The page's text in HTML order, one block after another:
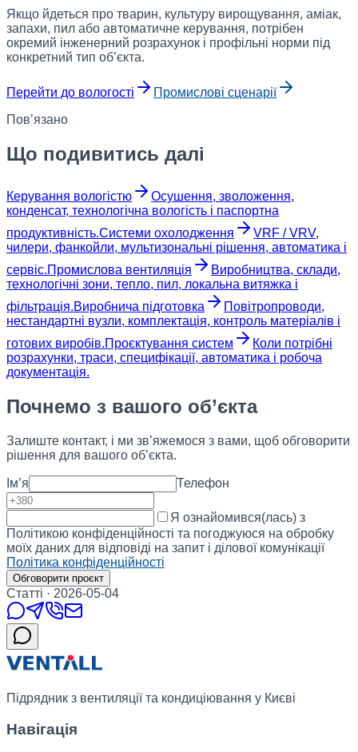
Якщо йдеться про тварин, культуру вирощування, аміак,
запахи, пил або автоматичне керування, потрібен
окремий інженерний розрахунок і профільні норми під
конкретний тип об’єкта.
Перейти до вологості
Промислові сценарії
Пов’язано
Що подивитись далі
Керування вологістю
Осушення, зволоження,
конденсат, технологічна вологість і паспортна
продуктивність.Системи охолодження
VRF / VRV,
чилери, фанкойли, мультизональні рішення, автоматика і
сервіс.Промислова вентиляція
Виробництва, склади,
технологічні зони, тепло, пил, локальна витяжка і
фільтрація.Виробнича підготовка
Повітропроводи,
нестандартні вузли, комплектація, контроль матеріалів і
готових виробів.Проєктування систем
Коли потрібні
розрахунки, траси, специфікації, автоматика і робоча
документація.
Почнемо з вашого об’єкта
Залиште контакт, і ми зв’яжемося з вами, щоб обговорити
рішення для вашого об’єкта.
Ім’я Телефон
Я ознайомився(лась) з
Політикою конфіденційності та погоджуюся на обробку
моїх даних для відповіді на запит і ділової комунікації
Політика конфіденційності
Обговорити проєкт
Статті · 2026-05-04
Підрядник з вентиляції та кондиціювання у Києві
Навігація